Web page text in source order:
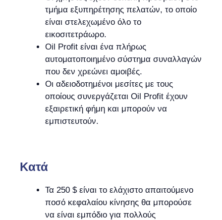
τμήμα εξυπηρέτησης πελατών, το οποίο
είναι στελεχωμένο όλο το
εικοσιτετράωρο.
Oil Profit είναι ένα πλήρως
αυτοματοποιημένο σύστημα συναλλαγών
που δεν χρεώνει αμοιβές.
Οι αδειοδοτημένοι μεσίτες με τους
οποίους συνεργάζεται Oil Profit έχουν
εξαιρετική φήμη και μπορούν να
εμπιστευτούν.
Kατά
Τα 250 $ είναι το ελάχιστο απαιτούμενο
ποσό κεφαλαίου κίνησης θα μπορούσε
να είναι εμπόδιο για πολλούς